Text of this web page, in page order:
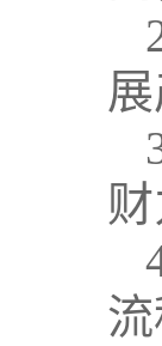
展